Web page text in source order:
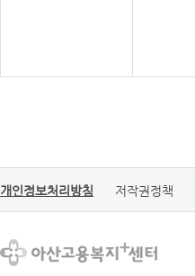
개인정보처리방침 저작권정책